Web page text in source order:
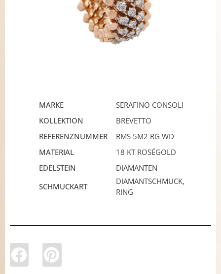
MARKE
SERAFINO CONSOLI
KOLLEKTION
BREVETTO
REFERENZNUMMER
RMS 5M2 RG WD
MATERIAL
18 KT ROSÉGOLD
EDELSTEIN
DIAMANTEN
SCHMUCKART
DIAMANTSCHMUCK,
RING